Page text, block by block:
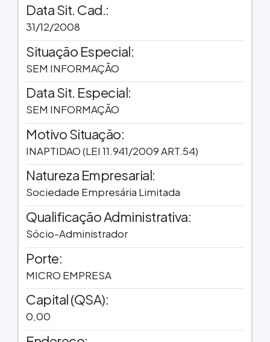
Data Sit. Cad.:
31/12/2008
Situação Especial:
SEM INFORMAÇÃO
Data Sit. Especial:
SEM INFORMAÇÃO
Motivo Situação:
INAPTIDAO (LEI 11.941/2009 ART.54)
Natureza Empresarial:
Sociedade Empresária Limitada
Qualificação Administrativa:
Sócio-Administrador
Porte:
MICRO EMPRESA
Capital (QSA):
0,00